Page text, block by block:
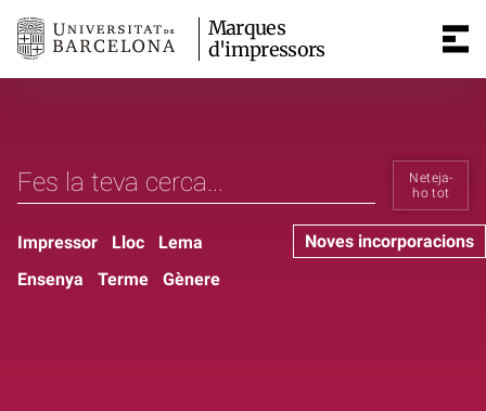
Marques
d'impressors
Neteja-
ho tot
Noves incorporacions
Impressor Lloc
Lema
Ensenya
Terme Gènere